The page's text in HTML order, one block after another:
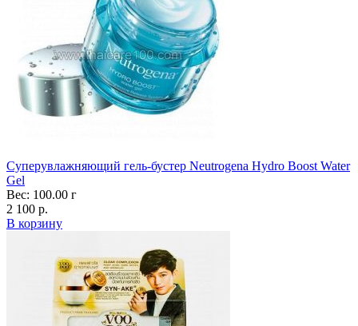
Суперувлажняющий гель-бустер Neutrogena Hydro Boost Water
Gel
Вес: 100.00 г
2 100 р.
В корзину